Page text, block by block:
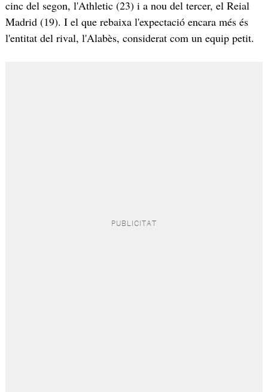
cinc del segon, l'Athletic (23) i a nou del tercer, el Reial
Madrid (19). I el que rebaixa l'expectació encara més és
l'entitat del rival, l'Alabès, considerat com un equip petit.